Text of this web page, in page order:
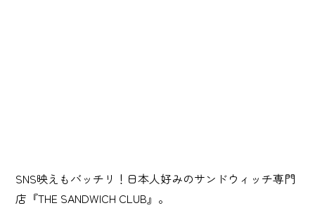
SNS映えもバッチリ！日本人好みのサンドウィッチ専門
店『THE SANDWICH CLUB』。